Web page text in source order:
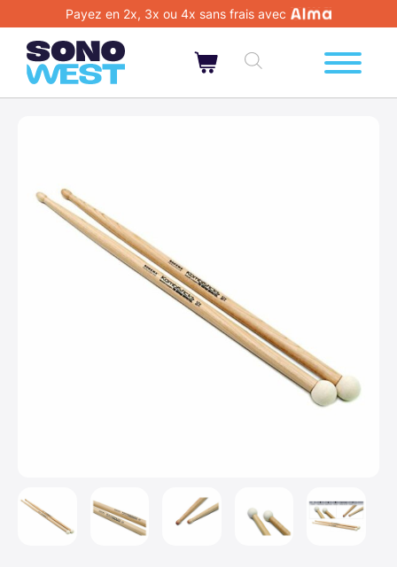
Payez en 2x, 3x ou 4x sans frais avec